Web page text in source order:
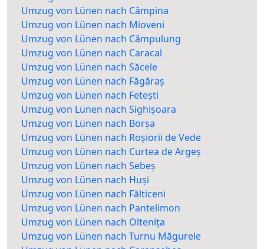
Umzug von Lünen nach Câmpina
Umzug von Lünen nach Mioveni
Umzug von Lünen nach Câmpulung
Umzug von Lünen nach Caracal
Umzug von Lünen nach Săcele
Umzug von Lünen nach Făgăraș
Umzug von Lünen nach Fetești
Umzug von Lünen nach Sighișoara
Umzug von Lünen nach Borșa
Umzug von Lünen nach Roșiorii de Vede
Umzug von Lünen nach Curtea de Argeș
Umzug von Lünen nach Sebeș
Umzug von Lünen nach Huși
Umzug von Lünen nach Fălticeni
Umzug von Lünen nach Pantelimon
Umzug von Lünen nach Oltenița
Umzug von Lünen nach Turnu Măgurele